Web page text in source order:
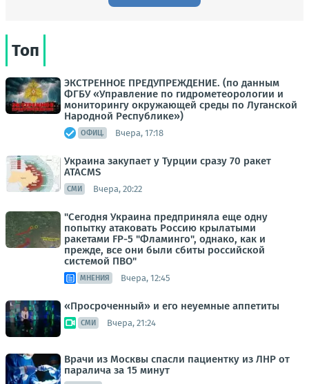
Топ
ЭКСТРЕННОЕ ПРЕДУПРЕЖДЕНИЕ. (по данным
ФГБУ «Управление по гидрометеорологии и
мониторингу окружающей среды по Луганской
Народной Республике»)
ОФИЦ. Вчера, 17:18
Украина закупает у Турции сразу 70 ракет
ATACMS
СМИ Вчера, 20:22
"Сегодня Украина предприняла еще одну
попытку атаковать Россию крылатыми
ракетами FP-5 "Фламинго", однако, как и
прежде, все они были сбиты российской
системой ПВО"
МНЕНИЯ Вчера, 12:45
«Просроченный» и его неуемные аппетиты
СМИ Вчера, 21:24
Врачи из Москвы спасли пациентку из ЛНР от
паралича за 15 минут